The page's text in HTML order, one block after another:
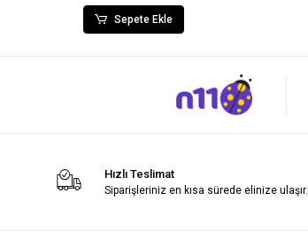
Sepete Ekle
Hızlı Teslimat
Siparişleriniz en kısa sürede elinize ulaşır.